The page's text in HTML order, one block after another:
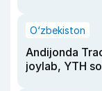
O‘zbekiston
Andijonda
joylab, YTH